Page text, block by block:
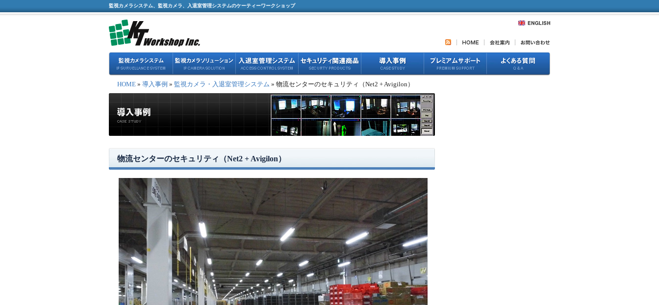
監視カメラシステム、監視カメラ、入退室管理システムのケーティーワークショップ
HOME » 導入事例 » 監視カメラ・入退室管理システム » 物流センターのセキュリティ（Net2 + Avigilon）
物流センターのセキュリティ（Net2 + Avigilon）